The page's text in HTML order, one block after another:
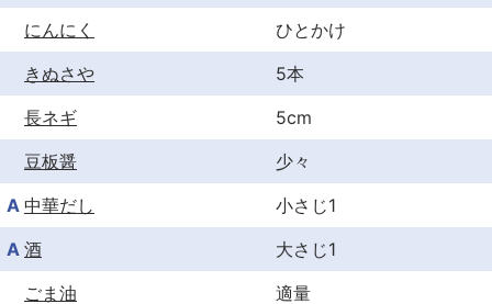
にんにく
ひとかけ
きぬさや
5本
長ネギ
5cm
豆板醤
少々
A 中華だし
小さじ1
A 酒
大さじ1
ごま油
適量